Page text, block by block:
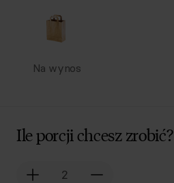
Na wynos
Ile porcji chcesz zrobić?